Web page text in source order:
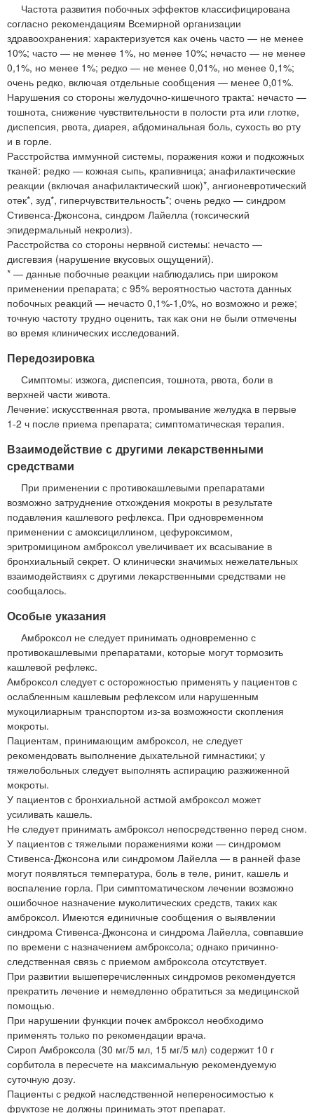
Частота развития побочных эффектов классифицирована
согласно рекомендациям Всемирной организации
здравоохранения: характеризуется как очень часто — не менее
10%; часто — не менее 1%, но менее 10%; нечасто — не менее
0,1%, но менее 1%; редко — не менее 0,01%, но менее 0,1%;
очень редко, включая отдельные сообщения — менее 0,01%.
Нарушения со стороны желудочно-кишечного тракта: нечасто —
тошнота, снижение чувствительности в полости рта или глотке,
диспепсия, рвота, диарея, абдоминальная боль, сухость во рту
и в горле.
Расстройства иммунной системы, поражения кожи и подкожных
тканей: редко — кожная сыпь, крапивница; анафилактические
реакции (включая анафилактический шок)*, ангионевротический
отек*, зуд*, гиперчувствительность*; очень редко — синдром
Стивенса-Джонсона, синдром Лайелла (токсический
эпидермальный некролиз).
Расстройства со стороны нервной системы: нечасто —
дисгевзия (нарушение вкусовых ощущений).
* — данные побочные реакции наблюдались при широком
применении препарата; с 95% вероятностью частота данных
побочных реакций — нечасто 0,1%-1,0%, но возможно и реже;
точную частоту трудно оценить, так как они не были отмечены
во время клинических исследований.
Передозировка
Симптомы: изжога, диспепсия, тошнота, рвота, боли в
верхней части живота.
Лечение: искусственная рвота, промывание желудка в первые
1-2 ч после приема препарата; симптоматическая терапия.
Взаимодействие с другими лекарственными
средствами
При применении с противокашлевыми препаратами
возможно затруднение отхождения мокроты в результате
подавления кашлевого рефлекса. При одновременном
применении с амоксициллином, цефуроксимом,
эритромицином амброксол увеличивает их всасывание в
бронхиальный секрет. О клинически значимых нежелательных
взаимодействиях с другими лекарственными средствами не
сообщалось.
Особые указания
Амброксол не следует принимать одновременно с
противокашлевыми препаратами, которые могут тормозить
кашлевой рефлекс.
Амброксол следует с осторожностью применять у пациентов с
ослабленным кашлевым рефлексом или нарушенным
мукоцилиарным транспортом из-за возможности скопления
мокроты.
Пациентам, принимающим амброксол, не следует
рекомендовать выполнение дыхательной гимнастики; у
тяжелобольных следует выполнять аспирацию разжиженной
мокроты.
У пациентов с бронхиальной астмой амброксол может
усиливать кашель.
Не следует принимать амброксол непосредственно перед сном.
У пациентов с тяжелыми поражениями кожи — синдромом
Стивенса-Джонсона или синдромом Лайелла — в ранней фазе
могут появляться температура, боль в теле, ринит, кашель и
воспаление горла. При симптоматическом лечении возможно
ошибочное назначение муколитических средств, таких как
амброксол. Имеются единичные сообщения о выявлении
синдрома Стивенса-Джонсона и синдрома Лайелла, совпавшие
по времени с назначением амброксола; однако причинно-
следственная связь с приемом амброксола отсутствует.
При развитии вышеперечисленных синдромов рекомендуется
прекратить лечение и немедленно обратиться за медицинской
помощью.
При нарушении функции почек амброксол необходимо
применять только по рекомендации врача.
Сироп Амброксола (30 мг/5 мл, 15 мг/5 мл) содержит 10 г
сорбитола в пересчете на максимальную рекомендуемую
суточную дозу.
Пациенты с редкой наследственной непереносимостью к
фруктозе не должны принимать этот препарат.